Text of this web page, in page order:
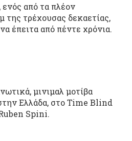
ενός από τα πλέον
της τρέχουσας δεκαετίας,
έπειτα από πέντε χρόνια.
μινιμαλ μοτίβα
Ελλάδα, στο Time Blind
Spini.